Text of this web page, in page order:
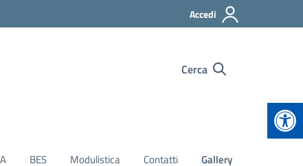
Accedi
Cerca
BES Modulistica Contatti Gallery